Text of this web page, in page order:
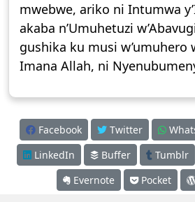
mwebwe, ariko ni Intumwa
akaba n’Umuhetuzi
gushika ku musi w’umuhero
Imana Allah, ni
Facebook Twitter
LinkedIn
Buffer Tumblr
Evernote
Pocket